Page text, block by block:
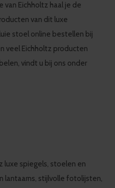
Eichholtz haal je de
van dit luxe
stoel online bestellen bij
veel Eichholtz producten
vindt u bij ons onder
luxe spiegels, stoelen en
lantaarns, stijlvolle fotolijsten,